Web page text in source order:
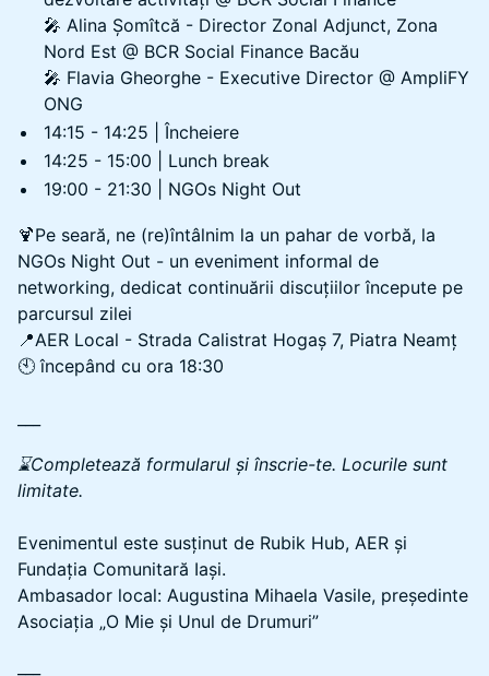
🎤 Alina Șomîtcă - Director Zonal Adjunct, Zona
Nord Est @ BCR Social Finance Bacău
🎤 Flavia Gheorghe - Executive Director @ AmpliFY
ONG
14:15 - 14:25 | Încheiere
14:25 - 15:00 | Lunch break
19:00 - 21:30 | NGOs Night Out
🍹Pe seară, ne (re)întâlnim la un pahar de vorbă, la
NGOs Night Out - un eveniment informal de
networking, dedicat continuării discuțiilor începute pe
parcursul zilei
📍AER Local - Strada Calistrat Hogaș 7, Piatra Neamț
🕙 începând cu ora 18:30
⌛Completează formularul și înscrie-te. Locurile sunt
limitate.
Evenimentul este susținut de Rubik Hub, AER și
Fundația Comunitară Iași.
Ambasador local: Augustina Mihaela Vasile, președinte
Asociația „O Mie și Unul de Drumuri”